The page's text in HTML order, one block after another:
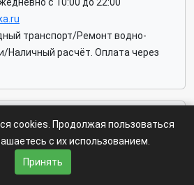
транспорт/Ремонт водно-
Наличный расчёт. Оплата через
16 ст1
729-78-45, +7 (495) 729-78-31, +7-
cookies. Продолжая пользоваться
с их использованием.
Принять